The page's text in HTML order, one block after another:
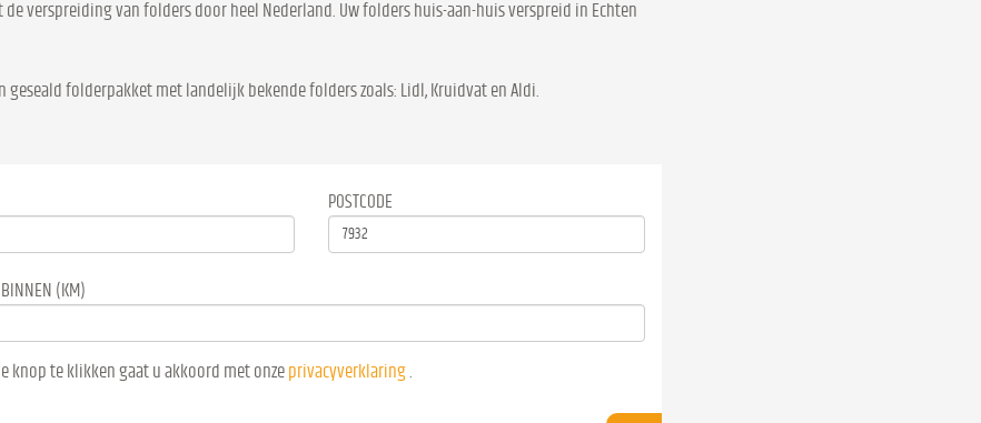
verspreiding van folders door heel Nederland. Uw folders huis-aan-huis verspreid in Echten
geseald folderpakket met landelijk bekende folders zoals: Lidl, Kruidvat en Aldi.
POSTCODE
BINNEN (KM)
knop te klikken gaat u akkoord met onze privacyverklaring